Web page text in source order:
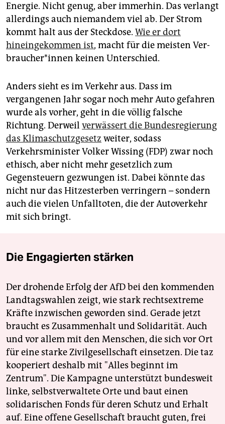
Energie. Nicht genug, aber immerhin. Das verlangt
allerdings auch niemandem viel ab. Der Strom
kommt halt aus der Steckdose. Wie er dort
hineingekommen ist, macht für die meisten Ver­
brau­che­r*in­nen keinen Unterschied.
Anders sieht es im Verkehr aus. Dass im
vergangenen Jahr sogar noch mehr Auto gefahren
wurde als vorher, geht in die völlig falsche
Richtung. Derweil verwässert die Bundesregierung
das Klimaschutzgesetz weiter, sodass
Verkehrsminister Volker Wissing (FDP) zwar noch
ethisch, aber nicht mehr gesetzlich zum
Gegensteuern gezwungen ist. Dabei könnte das
nicht nur das Hitzesterben verringern – sondern
auch die vielen Unfalltoten, die der Autoverkehr
mit sich bringt.
Die Engagierten stärken
Der drohende Erfolg der AfD bei den kommenden
Landtagswahlen zeigt, wie stark rechtsextreme
Kräfte inzwischen geworden sind. Gerade jetzt
braucht es Zusammenhalt und Solidarität. Auch
und vor allem mit den Menschen, die sich vor Ort
für eine starke Zivilgesellschaft einsetzen. Die taz
kooperiert deshalb mit "Alles beginnt im
Zentrum". Die Kampagne unterstützt bundesweit
linke, selbstverwaltete Orte und baut einen
solidarischen Fonds für deren Schutz und Erhalt
auf. Eine offene Gesellschaft braucht guten, frei